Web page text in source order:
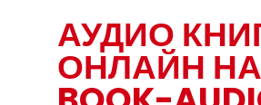
АУДИО
ОНЛАЙН НА